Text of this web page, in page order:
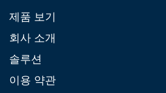
제품 보기
회사 소개
솔루션
이용 약관